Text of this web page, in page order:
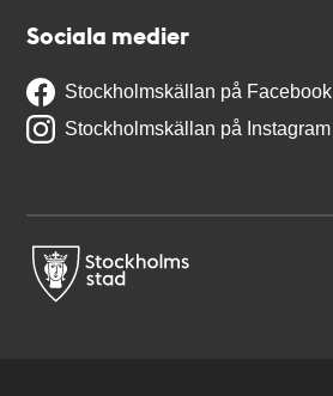
Sociala medier
Stockholmskällan på Facebook
Stockholmskällan på Instagram